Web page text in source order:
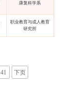
康复科学系
职业教育与成人教育
研究所
41 下页